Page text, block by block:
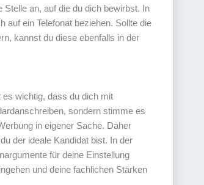
an, auf die du dich bewirbst. In
auf ein Telefonat beziehen. Sollte die
kannst du diese ebenfalls in der
es wichtig, dass du dich mit
sondern stimme es
in eigener Sache. Daher
der ideale Kandidat bist. In der
für deine Einstellung
und deine fachlichen Stärken